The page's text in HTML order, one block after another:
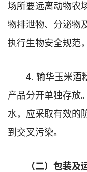
场所要远离动物农
物排泄物、分泌物
执行生物安全规范
4. 输华玉米酒
产品分开单独存放
水，应采取有效的
到交叉污染。
（二）包装及